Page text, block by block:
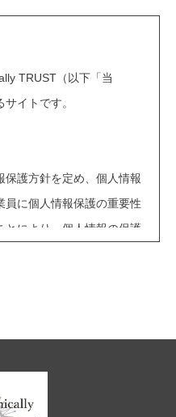
TRUST（以下「当
イトです。
保護方針を定め、個人情報
員に個人情報保護の重要性
とにより、個人情報の保護
等の必要な措置を講じ、安